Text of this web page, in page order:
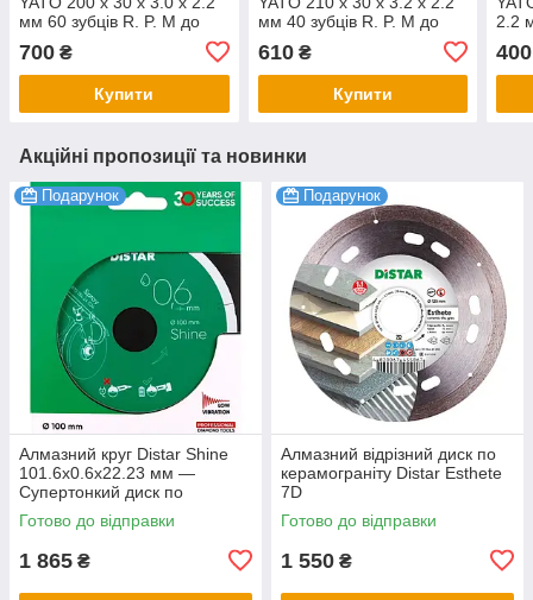
мм 60 зубців R. P. M до
700 ₴
Купити
мм 40 зубців R. P. M до
610₴
Купити
2.2
400
Акційні пропозиції та новинки
Подарунок
Алмазний круг Distar Shine
101.6x0.6x22.23 мм —
Супертонкий диск по
керамограніту та плитці для
чистого різу без сколів
Готово до відправки
1 865 ₴
Подарунок
Алмазний відрізний диск по
керамограніту Distar Esthete
7D
125x22,23х1,1мм(1111542101
0)
Готово до відправки
1 550 ₴